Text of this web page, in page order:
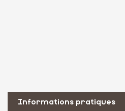
Informations pratiques